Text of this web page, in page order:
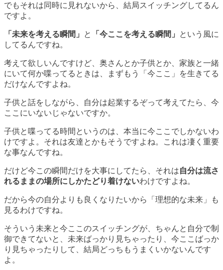
でもそれは同時に見れないから、結局スイッチングしてるん
ですよ。
「未来を考える瞬間」 と 「今ここを考える瞬間」
という風に
してるんですね。
考えて欲しいんですけど、奥さんとか子供とか、家族と一緒
にいて何か喋ってるときは、まずもう「今ここ」を生きてる
だけなんですよね。
子供と話をしながら、自分は起業するぞって考えてたら、今
ここにいないじゃないですか。
子供と喋ってる時間というのは、本当に今ここでしかないわ
けですよ。それは友達とかもそうですよね。これは凄く重要
な事なんですね。
だけど今この瞬間だけを大事にしてたら、それは自分は流さ
れるままの場所にしかたどり着けないわけですよね。
だから今の自分よりも良くなりたいから「理想的な未来」も
見るわけですね。
そういう未来と今ここのスイッチングが、ちゃんと自分で制
御できてないと、未来ばっかり見ちゃったり、今ここばっか
り見ちゃったりして、結局どっちもうまくいかないんです
よ。